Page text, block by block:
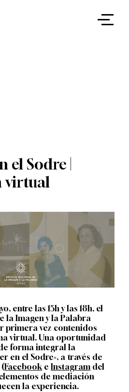
herramientas
el Sodre |
virtual
entre las 15h y las 18h, el
la Imagen y la Palabra
primera vez contenidos
virtual. Una oportunidad
forma integral la
en el Sodre», a través de
Facebooke Instagramdel
de mediación
la experiencia.